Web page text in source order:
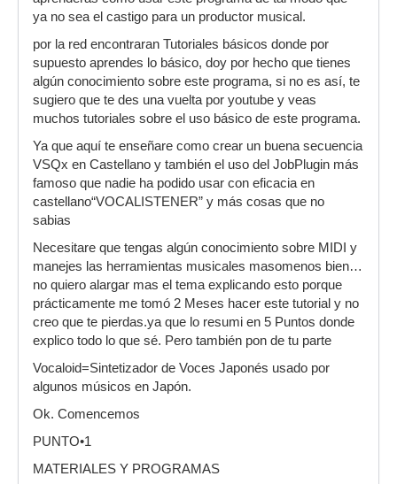
ya no sea el castigo para un productor musical.
por la red encontraran Tutoriales básicos donde por
supuesto aprendes lo básico, doy por hecho que tienes
algún conocimiento sobre este programa, si no es así, te
sugiero que te des una vuelta por youtube y veas
muchos tutoriales sobre el uso básico de este programa.
Ya que aquí te enseñare como crear un buena secuencia
VSQx en Castellano y también el uso del JobPlugin más
famoso que nadie ha podido usar con eficacia en
castellano“VOCALISTENER” y más cosas que no
sabias
Necesitare que tengas algún conocimiento sobre MIDI y
manejes las herramientas musicales masomenos bien…
no quiero alargar mas el tema explicando esto porque
prácticamente me tomó 2 Meses hacer este tutorial y no
creo que te pierdas.ya que lo resumi en 5 Puntos donde
explico todo lo que sé. Pero también pon de tu parte
Vocaloid=Sintetizador de Voces Japonés usado por
algunos músicos en Japón.
Ok. Comencemos
PUNTO•1
MATERIALES Y PROGRAMAS